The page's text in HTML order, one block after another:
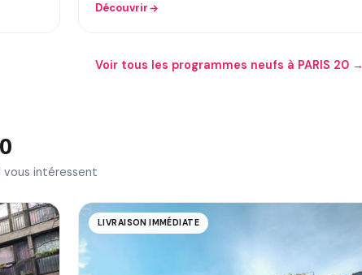
Découvrir
Voir tous les programmes neufs à PARIS 20 →
vous intéressent
LIVRAISON IMMÉDIATE